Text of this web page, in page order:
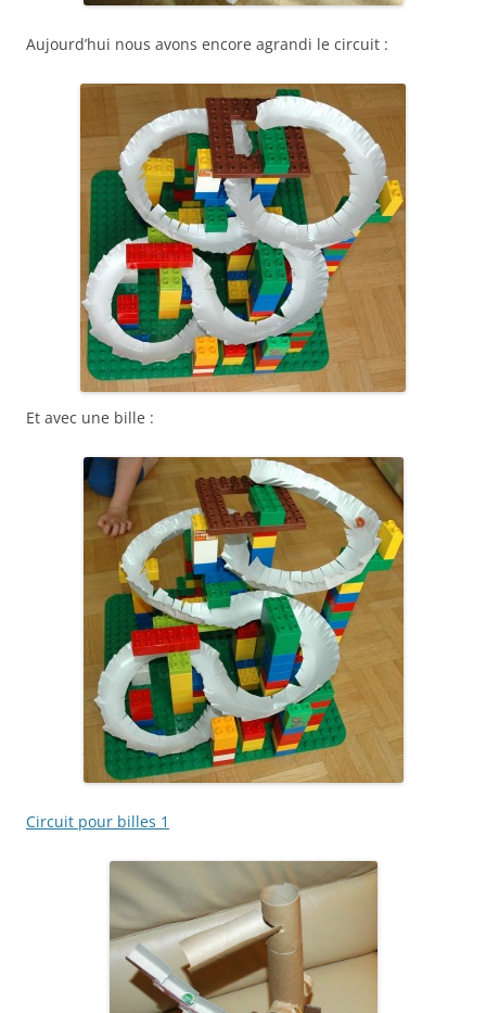
Aujourd’hui nous avons encore agrandi le circuit :
Et avec une bille :
Circuit pour billes 1